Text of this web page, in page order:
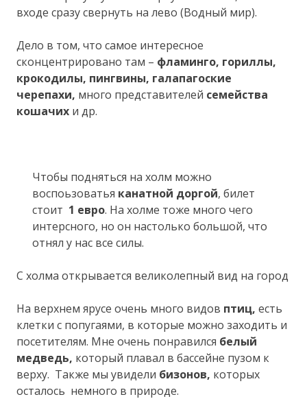
входе сразу свернуть на лево (Водный мир).
Дело в том, что самое интересное
сконцентрировано там – фламинго, гориллы,
крокодилы, пингвины, галапагоские
черепахи, много представителей семейства
кошачих и др.
Чтобы подняться на холм можно
воспоьзоватья канатной доргой, билет
стоит 1 евро. На холме тоже много чего
интерсного, но он настолько большой, что
отнял у нас все силы.
С холма открывается великолепный вид на город
На верхнем ярусе очень много видов птиц, есть
клетки с попугаями, в которые можно заходить и
посетителям. Мне очень понравился белый
медведь, который плавал в бассейне пузом к
верху. Также мы увидели бизонов, которых
осталось немного в природе.